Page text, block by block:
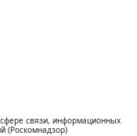
связи, информационных
(Роскомнадзор)